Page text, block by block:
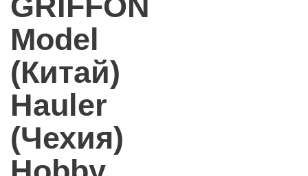
Model
(Китай)
Hauler
(Чехия)